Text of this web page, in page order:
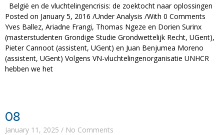
België en de vluchtelingencrisis: de zoektocht naar oplossingen
Posted on January 5, 2016 /Under Analysis /With 0 Comments
Yves Ballez, Ariadne Frangi, Thomas Ngeze en Dorien Surinx
(masterstudenten Grondige Studie Grondwettelijk Recht, UGent),
Pieter Cannoot (assistent, UGent) en Juan Benjumea Moreno
(assistent, UGent) Volgens VN-vluchtelingenorganisatie UNHCR
hebben we het
08
January 11, 2025
No Comments